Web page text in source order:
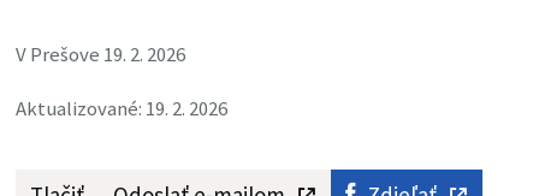
V Prešove 19. 2. 2026
Aktualizované: 19. 2. 2026